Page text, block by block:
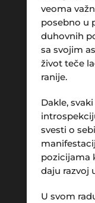
veoma
posebno u
duhovnih
sa svojim
život teče
ranije.
Dakle,
svesti o
pozicijama
daju razvoj
U svom